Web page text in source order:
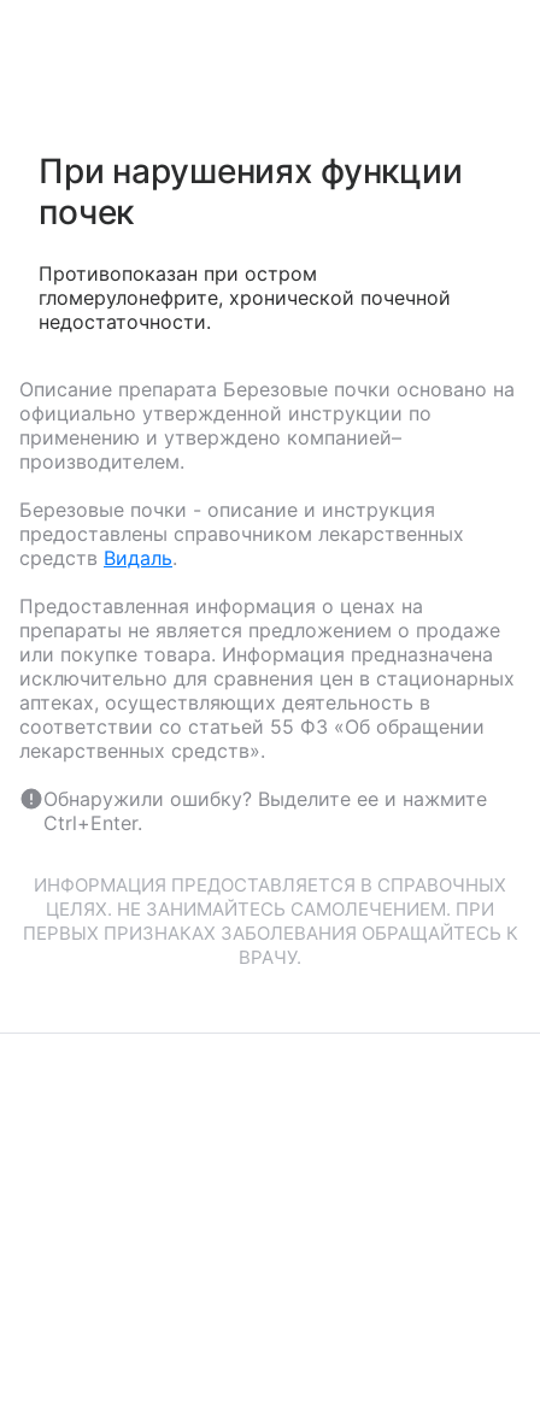
При нарушениях функции
почек
Противопоказан при остром
гломерулонефрите, хронической почечной
недостаточности.
Описание препарата Березовые почки основано на
официально утвержденной инструкции по
применению и утверждено компанией–
производителем.
Березовые почки - описание и инструкция
предоставлены справочником лекарственных
средств Видаль.
Предоставленная информация о ценах на
препараты не является предложением о продаже
или покупке товара. Информация предназначена
исключительно для сравнения цен в стационарных
аптеках, осуществляющих деятельность в
соответствии со статьей 55 ФЗ «Об обращении
лекарственных средств».
Обнаружили ошибку? Выделите ее и нажмите
Ctrl+Enter.
ИНФОРМАЦИЯ ПРЕДОСТАВЛЯЕТСЯ В СПРАВОЧНЫХ
ЦЕЛЯХ. НЕ ЗАНИМАЙТЕСЬ САМОЛЕЧЕНИЕМ. ПРИ
ПЕРВЫХ ПРИЗНАКАХ ЗАБОЛЕВАНИЯ ОБРАЩАЙТЕСЬ К
ВРАЧУ.